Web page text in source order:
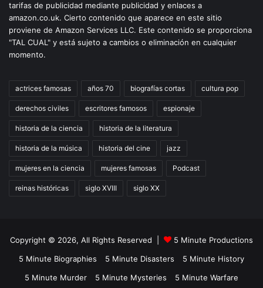
tarifas de publicidad mediante publicidad y enlaces a
amazon.co.uk. Cierto contenido que aparece en este sitio
proviene de Amazon Services LLC. Este contenido se proporciona
"TAL CUAL" y está sujeto a cambios o eliminación en cualquier
momento.
actrices famosas años 70 biografías cortas cultura pop
derechos civiles escritores famosos espionaje
historia de la ciencia historia de la literatura
historia de la música historia del cine jazz
mujeres en la ciencia mujeres famosas Podcast
reinas históricas siglo XVIII siglo XX
Copyright © 2026, All Rights Reserved |
5 Minute Productions
5 Minute Biographies
5 Minute Disasters
5 Minute History
5 Minute Murder
5 Minute Mysteries 5 Minute Warfare